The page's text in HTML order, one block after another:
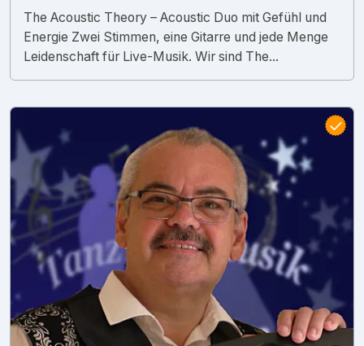
The Acoustic Theory – Acoustic Duo mit Gefühl und
Energie Zwei Stimmen, eine Gitarre und jede Menge
Leidenschaft für Live-Musik. Wir sind The...